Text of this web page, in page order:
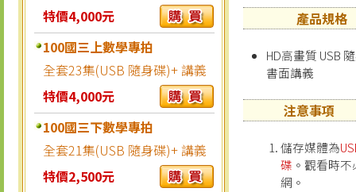
特價4,000元
100國三上數學專拍
全套23集(USB 隨身碟)+ 講義
特價4,000元
100國三下數學專拍
全套21集(USB 隨身碟)+ 講義
特價2,500元
產品規格
HD高畫質 USB
書面講義
注意事項
儲存媒體為
碟 。觀看時
網。